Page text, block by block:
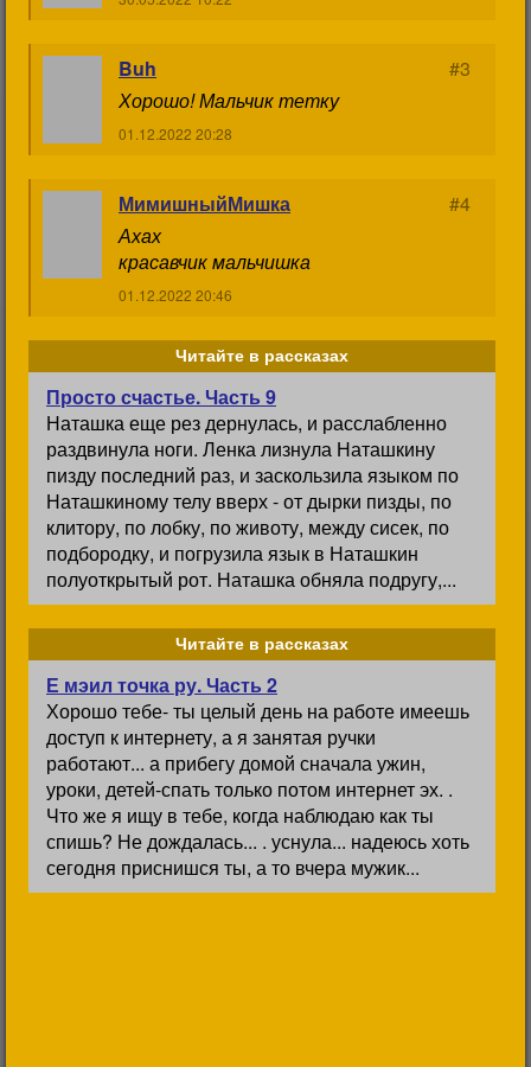
Buh
#3
Хорошо! Мальчик тетку
01.12.2022 20:28
МимишныйМишка
#4
Ахах
красавчик мальчишка
01.12.2022 20:46
Читайте в рассказах
Просто счастье. Часть 9
Наташка еще рез дернулась, и расслабленно
раздвинула ноги. Ленка лизнула Наташкину
пизду последний раз, и заскользила языком по
Наташкиному телу вверх - от дырки пизды, по
клитору, по лобку, по животу, между сисек, по
подбородку, и погрузила язык в Наташкин
полуоткрытый рот. Наташка обняла подругу,...
Читайте в рассказах
Е мэил точка ру. Часть 2
Хорошо тебе- ты целый день на работе имеешь
доступ к интернету, а я занятая ручки
работают... а прибегу домой сначала ужин,
уроки, детей-спать только потом интернет эх. .
Что же я ищу в тебе, когда наблюдаю как ты
спишь? Не дождалась... . уснула... надеюсь хоть
сегодня приснишся ты, а то вчера мужик...